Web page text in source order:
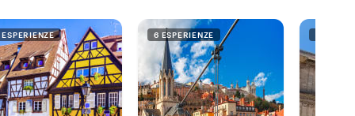
ESPERIENZE 6 ESPERIENZE